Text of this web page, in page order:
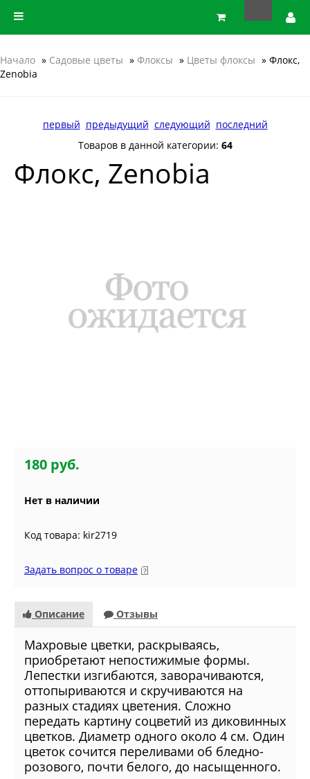
Начало » Садовые цветы » Флоксы » Цветы флоксы » Флокс,
Zenobia
первый предыдущий следующий последний
Товаров в данной категории: 64
Флокс, Zenobia
180 руб.
Нет в наличии
Код товара: kir2719
Задать вопрос о товаре
Описание Отзывы
Махровые цветки, раскрываясь,
приобретают непостижимые формы.
Лепестки изгибаются, заворачиваются,
оттопыриваются и скручиваются на
разных стадиях цветения. Сложно
передать картину соцветий из диковинных
цветков. Диаметр одного около 4 см. Один
цветок сочится переливами об бледно-
розового, почти белого, до насыщенного.